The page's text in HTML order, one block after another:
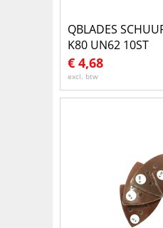
QBLADES
K80 UN62 10ST
€ 4,68
excl. btw